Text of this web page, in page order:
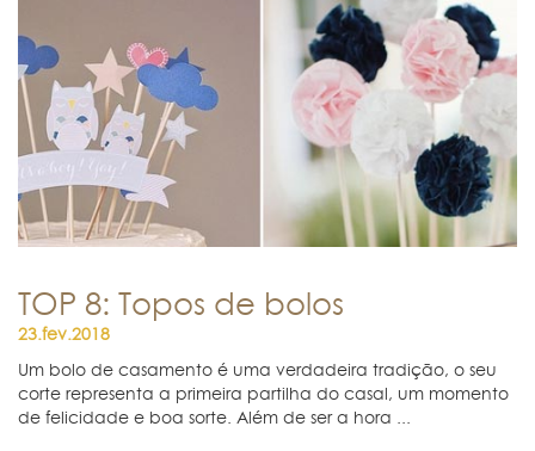
TOP 8: Topos de bolos
23.fev.2018
Um bolo de casamento é uma verdadeira tradição, o seu
corte representa a primeira partilha do casal, um momento
de felicidade e boa sorte. Além de ser a hora ...